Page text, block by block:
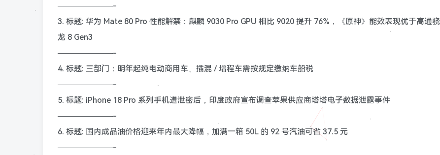
———————-
3. 标题: 华为 Mate 80 Pro 性能解禁：麒麟 9030 Pro GPU 相比 9020 提升 76%，《原神》能效表现优于高通骁
龙 8 Gen3
———————-
4. 标题: 三部门：明年起纯电动商用车、插混 / 增程车需按规定缴纳车船税
———————-
5. 标题: iPhone 18 Pro 系列手机遭泄密后，印度政府宣布调查苹果供应商塔塔电子数据泄露事件
———————-
6. 标题: 国内成品油价格迎来年内最大降幅，加满一箱 50L 的 92 号汽油可省 37.5 元
———————-